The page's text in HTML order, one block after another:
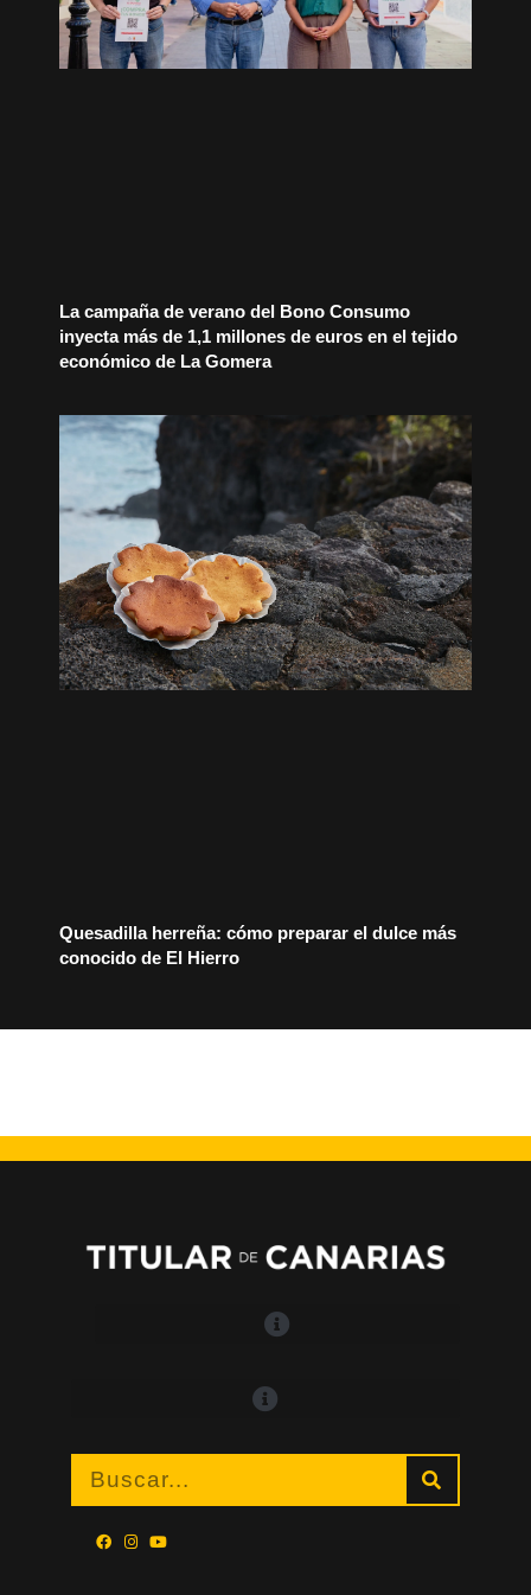
La campaña de verano del Bono Consumo
inyecta más de 1,1 millones de euros en el tejido
económico de La Gomera
Quesadilla herreña: cómo preparar el dulce más
conocido de El Hierro